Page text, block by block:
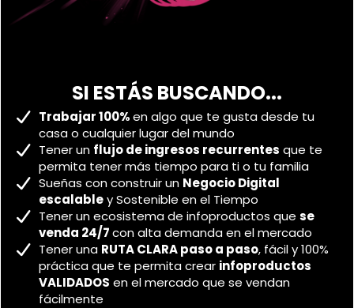
SI ESTÁS BUSCANDO...
Trabajar 100%en algo que te gusta desde tu
casa o cualquier lugar del mundo
Tener un flujo de ingresos recurrentes que te
permita tener más tiempo para ti o tu familia
Sueñas con construir un Negocio Digital
escalabley Sostenible en el Tiempo
Tener un ecosistema de infoproductos que se
venda 24/7con alta demanda en el mercado
Tener una RUTA CLARA paso a paso, fácil y 100%
práctica que te permita crear infoproductos
VALIDADOS en el mercado que se vendan
fácilmente